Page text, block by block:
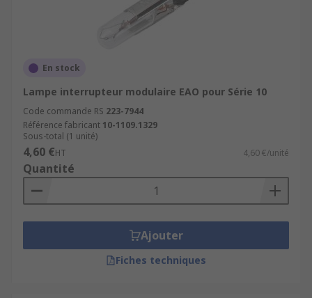
En stock
Lampe interrupteur modulaire EAO pour Série 10
Code commande RS 223-7944
Référence fabricant 10-1109.1329
Sous-total (1 unité)
4,60 €HT 4,60 €/unité
Quantité
Ajouter
Fiches techniques